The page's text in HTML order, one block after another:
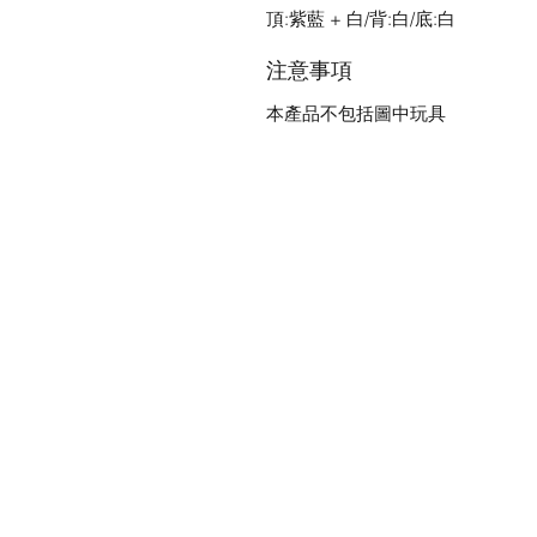
頂:紫藍 + 白/背:白/底:白
注意事項
本產品不包括圖中玩具